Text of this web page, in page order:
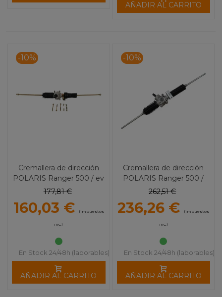
AÑADIR AL CARRITO
-10%
Cremallera de dirección
POLARIS Ranger 500 / ev
(10-13) 1074
177,81 €
160,03 € (impuestos
inc.)
En Stock 24/48h (laborables)
AÑADIR AL CARRITO
-10%
Cremallera de dirección
POLARIS Ranger 500 /
570 Varios 11189
262,51 €
236,26 € (impuestos
inc.)
En Stock 24/48h (laborables)
AÑADIR AL CARRITO